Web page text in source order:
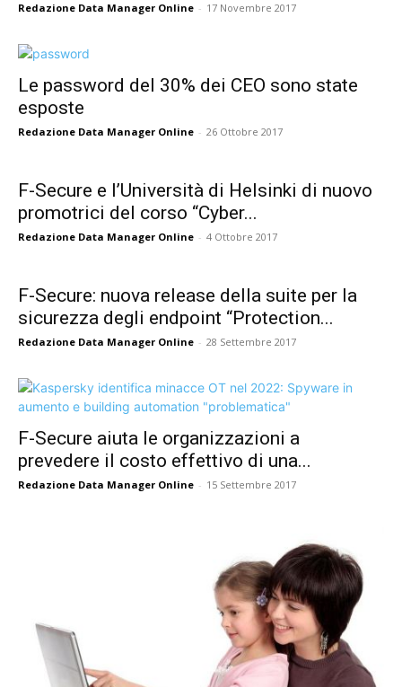
Redazione Data Manager Online - 17 Novembre 2017
Le password del 30% dei CEO sono state
esposte
Redazione Data Manager Online - 26 Ottobre 2017
F-Secure e l’Università di Helsinki di nuovo
promotrici del corso “Cyber...
Redazione Data Manager Online - 4 Ottobre 2017
F-Secure: nuova release della suite per la
sicurezza degli endpoint “Protection...
Redazione Data Manager Online - 28 Settembre 2017
F-Secure aiuta le organizzazioni a
prevedere il costo effettivo di una...
Redazione Data Manager Online - 15 Settembre 2017